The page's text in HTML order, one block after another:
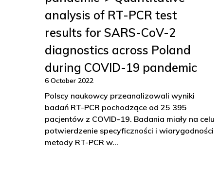
analysis of RT-PCR test
results for SARS-CoV-2
diagnostics across Poland
during COVID-19 pandemic
6 October 2022
Polscy naukowcy przeanalizowali wyniki
badań RT-PCR pochodzące od 25 395
pacjentów z COVID-19. Badania miały na celu
potwierdzenie specyficzności i wiarygodności
metody RT-PCR w…